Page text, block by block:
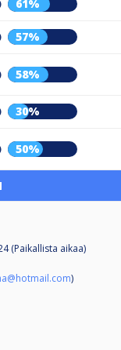
61%
57%
58%
30%
50%
(Paikallista aikaa)
)